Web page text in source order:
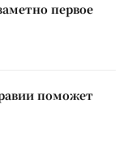
первое
поможет